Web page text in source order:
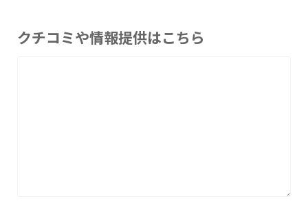
クチコミや情報提供はこちら